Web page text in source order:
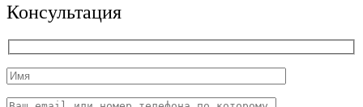
Консультация